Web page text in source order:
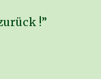
!”